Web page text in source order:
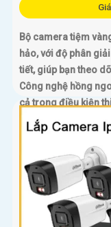
Bộ camera tiệm
hảo, với độ phân
tiết, giúp bạn theo
Công nghệ hồng
cả trong điều kiện